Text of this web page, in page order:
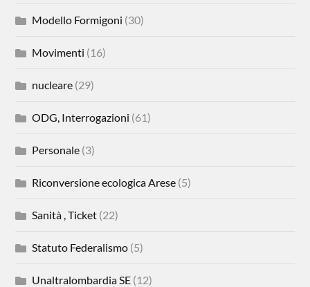
Modello Formigoni (30)
Movimenti (16)
nucleare (29)
ODG, Interrogazioni (61)
Personale (3)
Riconversione ecologica Arese (5)
Sanità , Ticket (22)
Statuto Federalismo (5)
Unaltralombardia SE (12)